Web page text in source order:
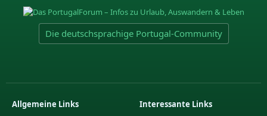
Die deutschsprachige Portugal-Community
Allgemeine Links
Interessante Links